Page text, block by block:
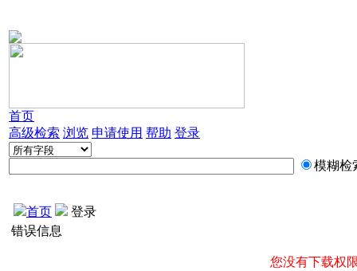
首页
高级检索 浏览 申请使用 帮助 登录
模糊检
首页
登录
错误信息
您没有下载权